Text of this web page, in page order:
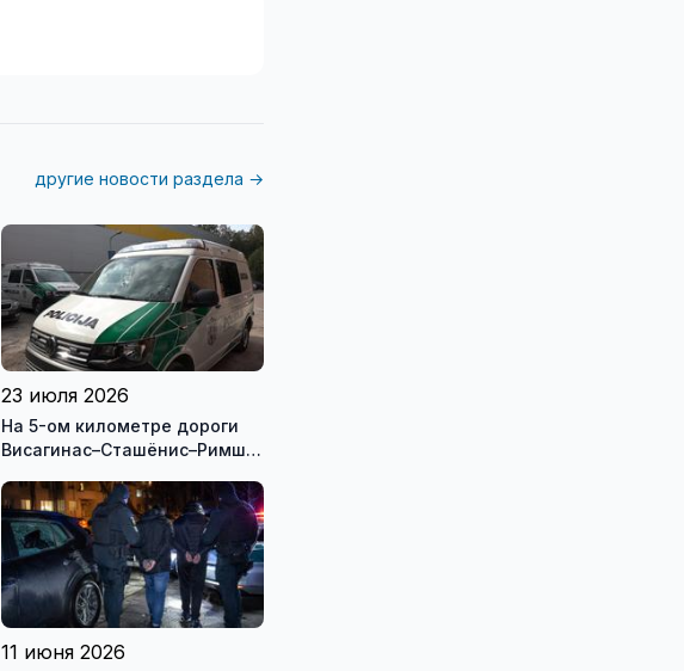
другие новости раздела →
23 июля 2026
На 5-ом километре дороги
Висагинас–Сташёнис–Римше,
наден мертвый мужчина
11 июня 2026